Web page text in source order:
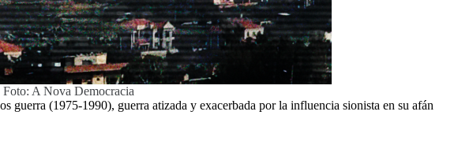
A Nova Democracia
guerra (1975-1990), guerra atizada y exacerbada por la influencia sionista en su afán